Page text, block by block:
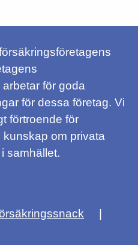
för goda
för dessa företag. Vi
förtroende för
om privata
samhället.